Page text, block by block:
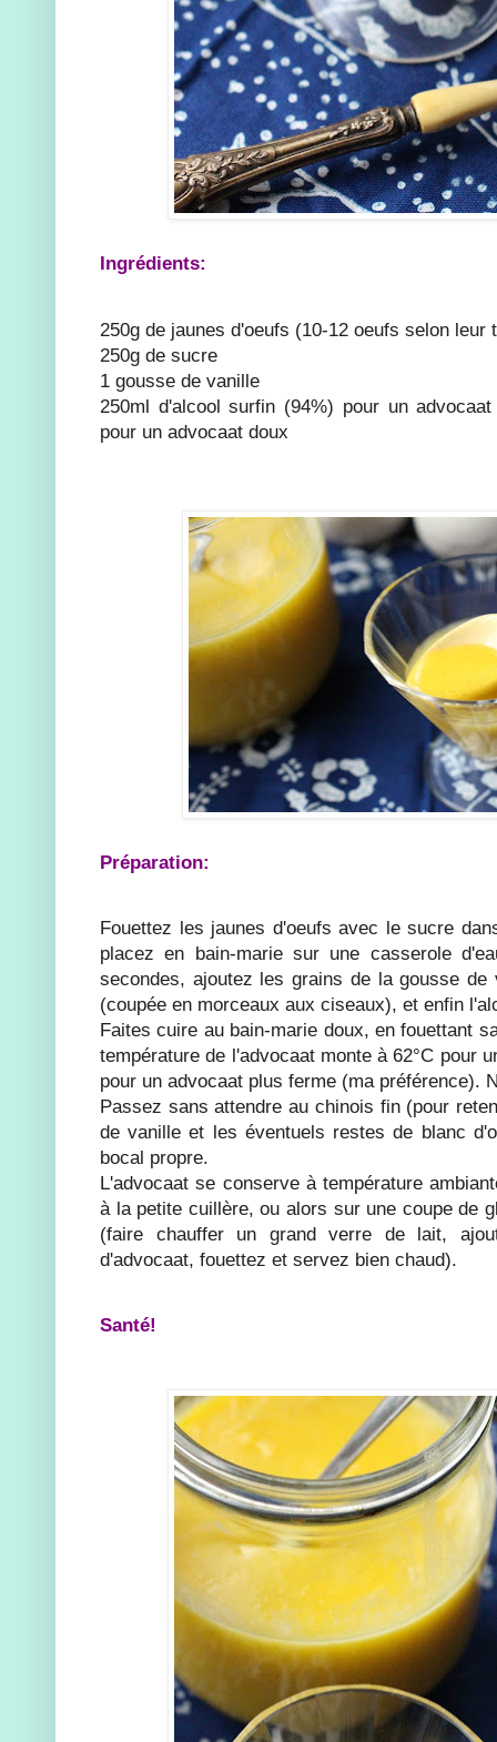
Ingrédients:
250g de jaunes d'oeufs (10-12 oeufs selon leur
250g de sucre
1 gousse de vanille
250ml d'alcool surfin (94%) pour un
pour un advocaat doux
Préparation:
Fouettez les jaunes d'oeufs avec le sucre
placez en bain-marie sur une casserole
secondes, ajoutez les grains de la gousse
(coupée en morceaux aux ciseaux), et enfin
Faites cuire au bain-marie doux, en fouettant
température de l'advocaat monte à 62°C pour
pour un advocaat plus ferme (ma préférence).
Passez sans attendre au chinois fin (pour
de vanille et les éventuels restes de blanc
bocal propre.
L'advocaat se conserve à température
à la petite cuillère, ou alors sur une coupe de
(faire chauffer un grand verre de lait,
d'advocaat, fouettez et servez bien chaud).
Santé!